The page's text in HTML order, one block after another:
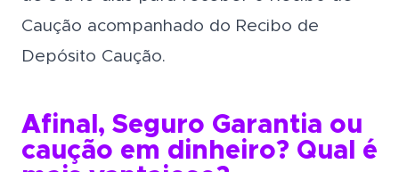
Caução acompanhado do Recibo de
Depósito Caução.
Afinal, Seguro Garantia ou
caução em dinheiro? Qual é